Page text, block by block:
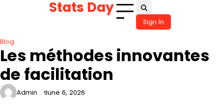
Stats Day
Sign In
Blog
Les méthodes innovantes
de facilitation
Admin June 6, 2026